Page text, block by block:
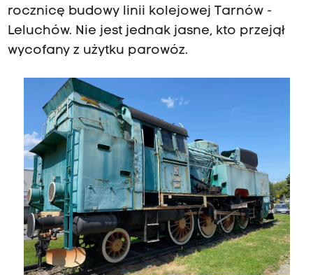
rocznicę budowy linii kolejowej Tarnów -
Leluchów. Nie jest jednak jasne, kto przejął
wycofany z użytku parowóz.